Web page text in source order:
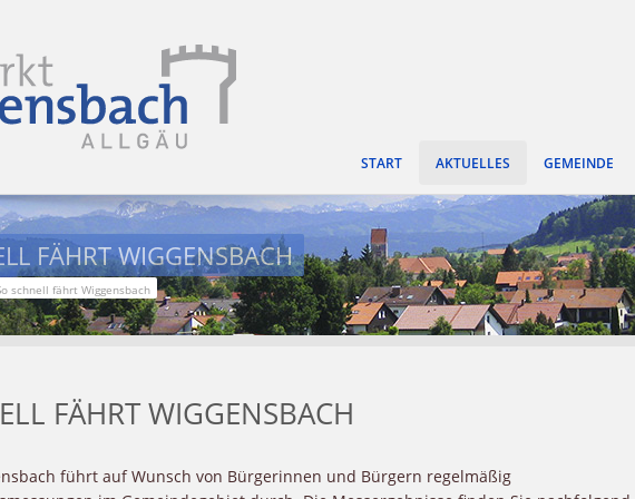
START AKTUELLES GEMEINDE
FÄHRT WIGGENSBACH
schnell fährt Wiggensbach
FÄHRT WIGGENSBACH
führt auf Wunsch von Bürgerinnen und Bürgern regelmäßig